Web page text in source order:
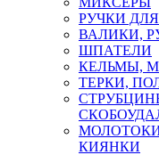
РУЧКИ
ВАЛИКИ,
ШПАТЕЛИ
КЕЛЬМЫ,
ТЕРКИ,
КИЯНКИ